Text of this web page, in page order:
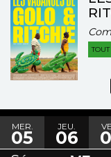
MER.
05
JEU.
06